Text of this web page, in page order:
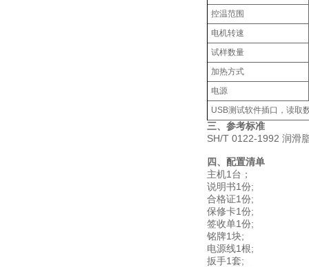
控温范围
电机转速
试样数量
加热方式
电源
USB测试软件插口，读取
三、参考标准‌
SH/T 0122-1992 润滑
四、配置清单
主机1台；
说明书1份;
合格证1份;
保修卡1份;
签收单1份;
铭牌1块;
电源线1根;
扳手1套;